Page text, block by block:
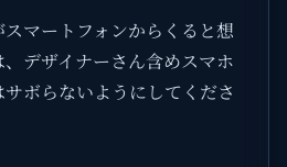
マートフォンからくると想
デザイナーさん含めスマホ
ボらないようにしてくださ